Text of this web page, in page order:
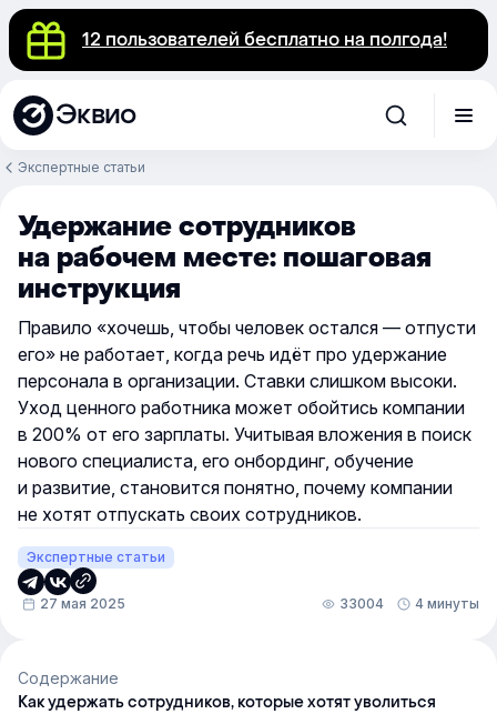
12 пользователей бесплатно на полгода!
Эквио
Экспертные статьи
Удержание сотрудников
на рабочем месте: пошаговая
инструкция
Правило «хочешь, чтобы человек остался — отпусти
его» не работает, когда речь идёт про удержание
персонала в организации. Ставки слишком высоки.
Уход ценного работника может обойтись компании
в 200% от его зарплаты. Учитывая вложения в поиск
нового специалиста, его онбординг, обучение
и развитие, становится понятно, почему компании
не хотят отпускать своих сотрудников.
Экспертные статьи
27 мая 2025 33004 4 минуты
Содержание
Как удержать сотрудников, которые хотят уволиться